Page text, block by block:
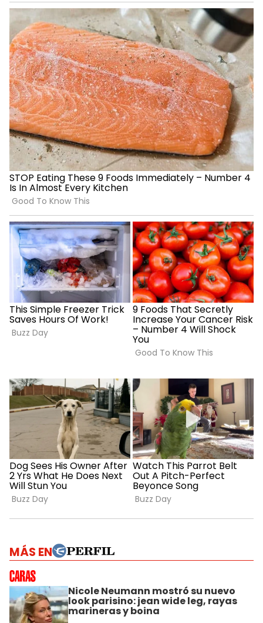
MÁS EN
Nicole Neumann mostró su nuevo
look parisino: jean wide leg, rayas
marineras y boina